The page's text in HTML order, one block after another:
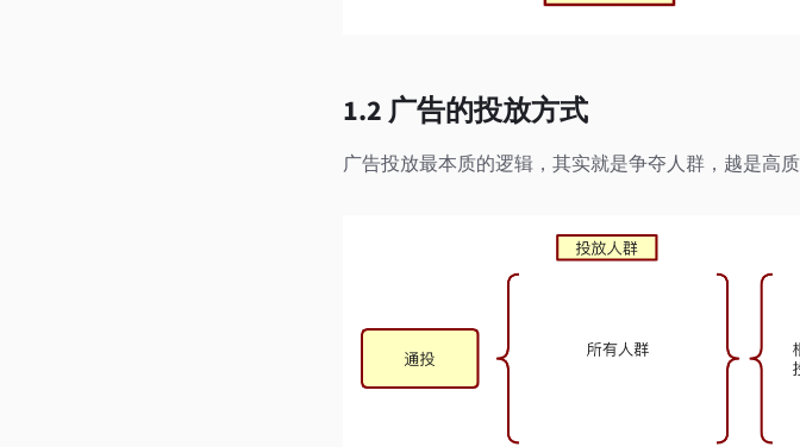
1.2 广告的投放方式
广告投放最本质的逻辑，其实就是争夺人群，越是高